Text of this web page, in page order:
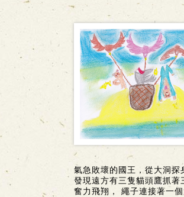
氣急敗壞的國王，從大洞探
發現遠方有三隻貓頭鷹抓著
奮力飛翔， 繩子連接著一